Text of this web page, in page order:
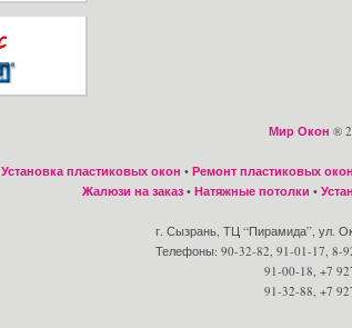
Мир Окон ®
Установка пластиковых окон • Ремонт пластиковых окон
Жалюзи на заказ • Натяжные потолки •
г. Сызрань, ТЦ “Пирамида”, ул.
Телефоны: 90-32-82, 91-01-17, 8-
91-00-18, +7
91-32-88, +7